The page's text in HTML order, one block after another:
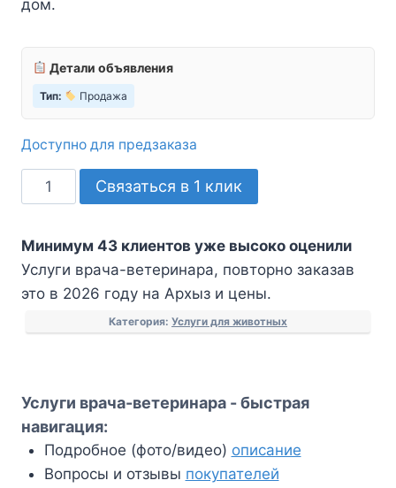
дом.
Детали объявления
Тип: Продажа
Доступно для предзаказа
Количество
товара
врача-
ветеринара
Связаться в 1 клик
Минимум 43 клиентов уже высоко оценили
Услуги врача-ветеринара, повторно заказав
это в 2026 году на Архыз и цены.
Категория: Услуги для животных
Услуги врача-ветеринара - быстрая
навигация:
Подробное (фото/видео) описание
Вопросы и отзывы покупателей